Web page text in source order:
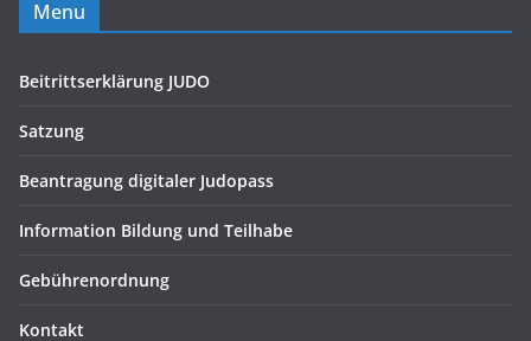
Menu
Beitrittserklärung JUDO
Satzung
Beantragung digitaler Judopass
Information Bildung und Teilhabe
Gebührenordnung
Kontakt